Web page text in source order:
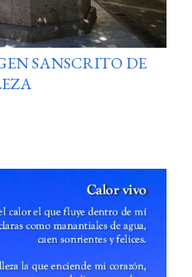
SANSCRITO DE